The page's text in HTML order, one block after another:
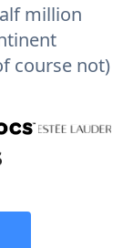
million
course not)